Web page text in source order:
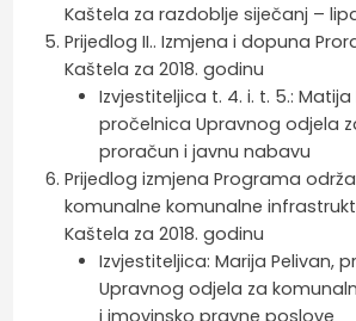
Kaštela za razdoblje siječanj –
Prijedlog II.. Izmjena i dopuna
Kaštela za 2018. godinu
Izvjestiteljica t. 4. i. t. 5.:
pročelnica Upravnog odjela
proračun i javnu nabavu
Prijedlog izmjena Programa
komunalne komunalne
Kaštela za 2018. godinu
Izvjestiteljica: Marija Pelivan,
Upravnog odjela za
i imovinsko pravne poslove